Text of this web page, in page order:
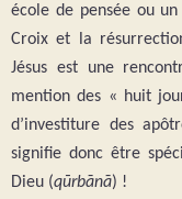
école de pensée ou
Croix et la
Jésus est une
mention des « huit
d’investiture des
signifie donc être
Dieu (qūrbānā) !